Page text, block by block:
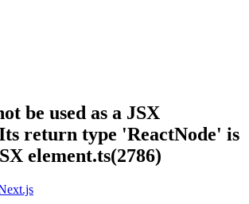
be used as a JSX
return type 'ReactNode' is
element.ts(2786)